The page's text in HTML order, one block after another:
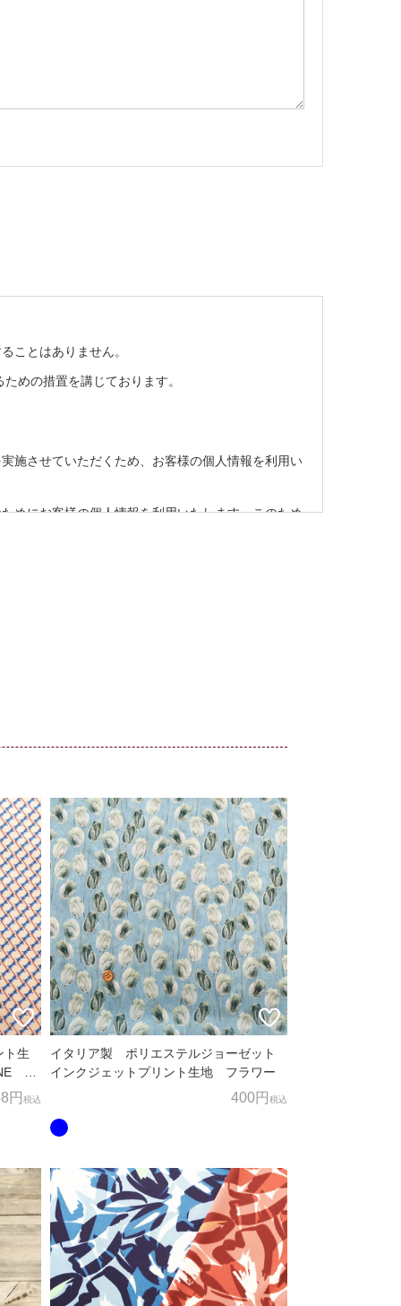
ことはありません。
めの措置を講じております。
施させていただくため、お客様の個人情報を利用い
めにお客様の個人情報を利用いたします。このため
およびクレジットカード会社間で個人情報の交換を
。
ト生
幾
円 税込
イタリア製 ポリエステルジョーゼット
インクジェットプリント生地 フラワー
400円 税込